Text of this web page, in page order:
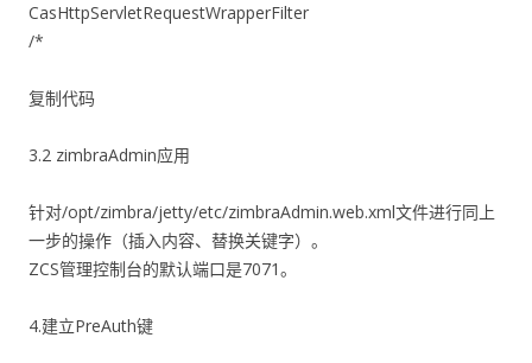
CasHttpServletRequestWrapperFilter
/*
复制代码
3.2 zimbraAdmin应用
针对/opt/zimbra/jetty/etc/zimbraAdmin.web.xml文件进行同上
一步的操作（插入内容、替换关键字）。
ZCS管理控制台的默认端口是7071。
4.建立PreAuth键